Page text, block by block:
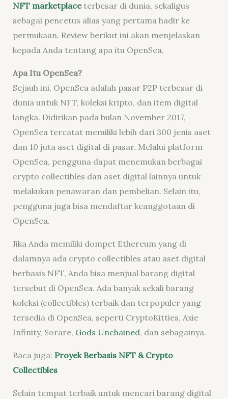
NFT marketplaceterbesar di dunia, sekaligus
sebagai pencetus alias yang pertama hadir ke
permukaan. Review berikut ini akan menjelaskan
kepada Anda tentang apa itu OpenSea.
Apa Itu OpenSea?
Sejauh ini, OpenSea adalah pasar P2P terbesar di
dunia untuk NFT, koleksi kripto, dan item digital
langka. Didirikan pada bulan November 2017,
OpenSea tercatat memiliki lebih dari 300 jenis aset
dan 10 juta aset digital di pasar. Melalui platform
OpenSea, pengguna dapat menemukan berbagai
crypto collectibles dan aset digital lainnya untuk
melakukan penawaran dan pembelian. Selain itu,
pengguna juga bisa mendaftar keanggotaan di
OpenSea.
Jika Anda memiliki dompet Ethereum yang di
dalamnya ada crypto collectibles atau aset digital
berbasis NFT, Anda bisa menjual barang digital
tersebut di OpenSea. Ada banyak sekali barang
koleksi (collectibles) terbaik dan terpopuler yang
tersedia di OpenSea, seperti CryptoKitties, Axie
Infinity, Sorare, Gods Unchained, dan sebagainya.
Baca juga: Proyek Berbasis NFT & Crypto
Collectibles
Selain tempat terbaik untuk mencari barang digital